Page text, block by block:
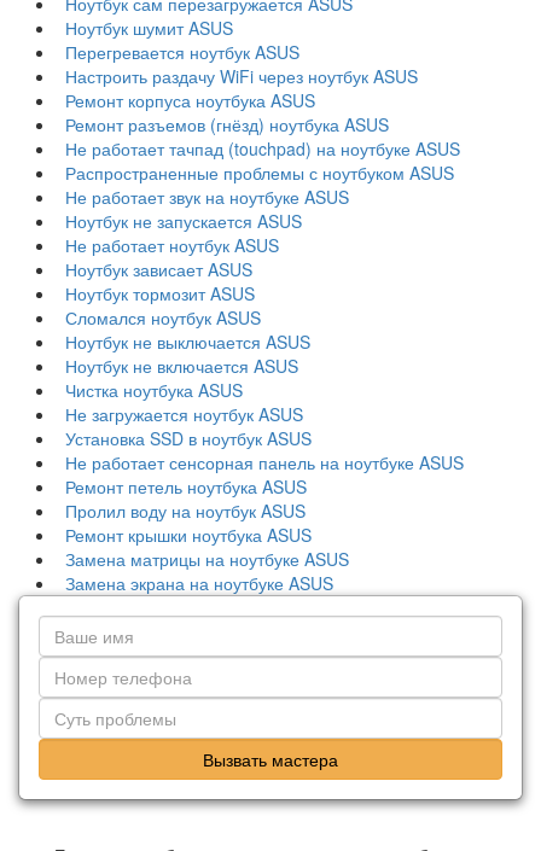
Ноутбук шумит ASUS
Перегревается ноутбук ASUS
Настроить раздачу WiFi через ноутбук ASUS
Ремонт корпуса ноутбука ASUS
Ремонт разъемов (гнёзд) ноутбука ASUS
Не работает тачпад (touchpad) на ноутбуке ASUS
Распространенные проблемы с ноутбуком ASUS
Не работает звук на ноутбуке ASUS
Ноутбук не запускается ASUS
Не работает ноутбук ASUS
Ноутбук зависает ASUS
Ноутбук тормозит ASUS
Сломался ноутбук ASUS
Ноутбук не выключается ASUS
Ноутбук не включается ASUS
Чистка ноутбука ASUS
Не загружается ноутбук ASUS
Установка SSD в ноутбук ASUS
Не работает сенсорная панель на ноутбуке ASUS
Ремонт петель ноутбука ASUS
Пролил воду на ноутбук ASUS
Ремонт крышки ноутбука ASUS
Замена матрицы на ноутбуке ASUS
Замена экрана на ноутбуке ASUS
Вызвать мастера